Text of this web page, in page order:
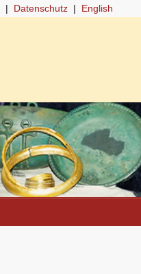
| Datenschutz | English